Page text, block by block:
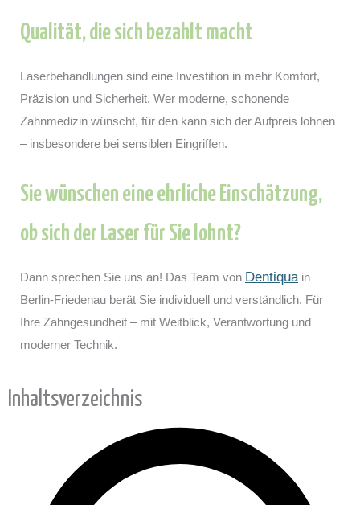
Inhaltsverzeichnis
Qualität, die sich bezahlt macht
Laserbehandlungen sind eine Investition in mehr Komfort,
Präzision und Sicherheit. Wer moderne, schonende
Zahnmedizin wünscht, für den kann sich der Aufpreis lohnen
– insbesondere bei sensiblen Eingriffen.
Sie wünschen eine ehrliche Einschätzung,
ob sich der Laser für Sie lohnt?
Dann sprechen Sie uns an! Das Team von Dentiqua in
Berlin-Friedenau berät Sie individuell und verständlich. Für
Ihre Zahngesundheit – mit Weitblick, Verantwortung und
moderner Technik.